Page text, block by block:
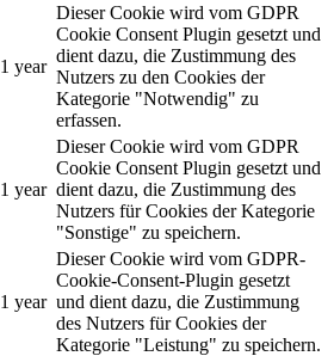
1 year
Dieser Cookie wird vom GDPR
Cookie Consent Plugin gesetzt und
dient dazu, die Zustimmung des
Nutzers zu den Cookies der
Kategorie "Notwendig" zu
erfassen.
1 year
Dieser Cookie wird vom GDPR
Cookie Consent Plugin gesetzt und
dient dazu, die Zustimmung des
Nutzers für Cookies der Kategorie
"Sonstige" zu speichern.
1 year
Dieser Cookie wird vom GDPR-
Cookie-Consent-Plugin gesetzt
und dient dazu, die Zustimmung
des Nutzers für Cookies der
Kategorie "Leistung" zu speichern.